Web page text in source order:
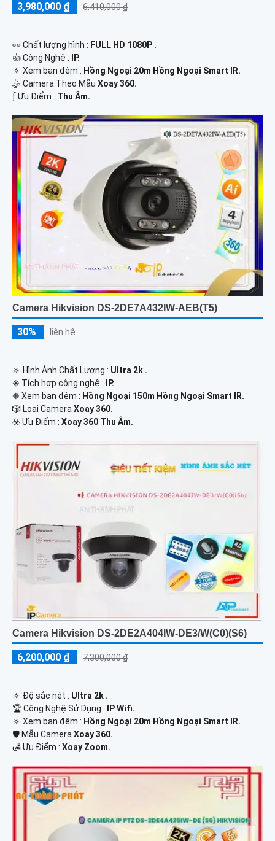
3,980,000 ₫ 6,410,000 ₫
️👀 Chất lượng hình : FULL HD 1080P .
👍 Công Nghệ :
IP.
🔅 Xem ban đêm : Hồng Ngoại 20m Hồng Ngoại Smart IR.
🤹 Camera Theo Mẫu Xoay 360.
️ƒ Ưu Điểm : Thu Âm.
Camera Hikvision DS-2DE7A432IW-AEB(T5)
30% liên hệ
🔅 Hình Ành Chất Lượng : Ultra 2k .
✳️ Tích hợp công nghệ :
IP.
❈ Xem ban đêm : Hồng Ngoại 150m Hồng Ngoại Smart IR.
🎲 Loại Camera Xoay 360.
️☣️ Ưu Điểm : Xoay 360 Thu Âm.
Camera Hikvision DS-2DE2A404IW-DE3/W(C0)(S6)
6,200,000 ₫ 7,300,000 ₫
🔅 Độ sắc nét : Ultra 2k .
🏆 Công Nghệ Sử Dụng :
IP Wifi.
🔅 Xem ban đêm : Hồng Ngoại 20m Hồng Ngoại Smart IR.
🛡 Mẫu Camera Xoay 360.
️🛃 Ưu Điểm : Xoay Zoom.